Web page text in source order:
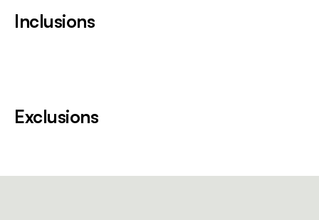
Inclusions
Exclusions